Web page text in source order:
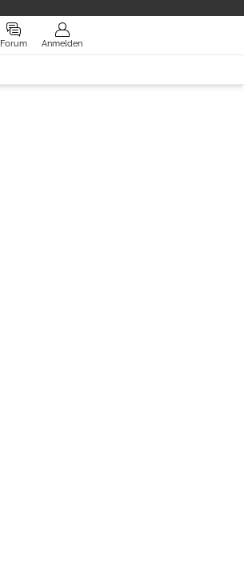
Forum Anmelden